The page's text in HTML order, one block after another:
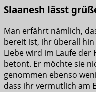
Slaanesh lässt
Man erfährt nämlich,
bereit ist, ihr überall hin
Liebe wird im Laufe
betont. Er möchte sie
genommen ebenso
dass ihr vermutlich am